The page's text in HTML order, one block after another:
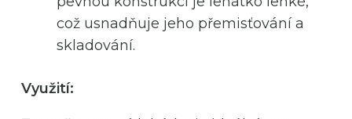
což usnadňuje jeho přemisťování a
skladování.
Využití: